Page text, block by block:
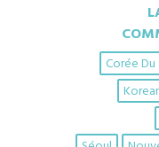
Corée Du